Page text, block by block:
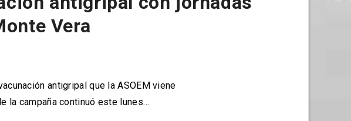
Vera
antigripal que la ASOEM viene
la campaña continuó este lunes…